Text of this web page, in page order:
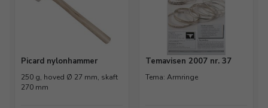
Picard nylonhammer
250 g, hoved Ø 27 mm, skaft
270 mm
Temavisen 2007 nr. 37
Tema: Armringe